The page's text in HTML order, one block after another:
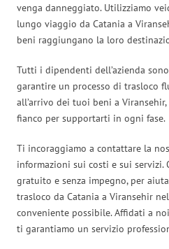
venga danneggiato. Utilizziamo
lungo viaggio da Catania a
beni raggiungano la loro
Tutti i dipendenti dell’azienda
garantire un processo di trasloco
all’arrivo dei tuoi beni a
fianco per supportarti in ogni fase.
Ti incoraggiamo a contattare la
informazioni sui costi e sui servizi.
gratuito e senza impegno, per
trasloco da Catania a Viransehir
conveniente possibile. Affidati a
ti garantiamo un servizio